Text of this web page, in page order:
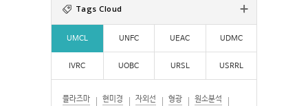
Tags Cloud
UMCL UNFC UEAC UDMC
IVRC UOBC URSL USRRL
플라즈마 현미경 자외선 형광 원소분석